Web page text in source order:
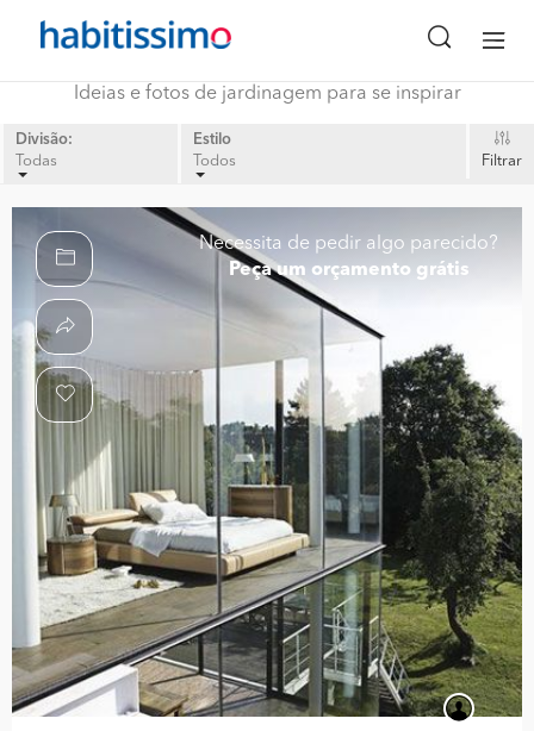
Ideias e fotos de jardinagem para se inspirar
Divisão:
Todas
Estilo
Todos
Filtrar
Necessita de pedir algo parecido?
Peça um orçamento grátis